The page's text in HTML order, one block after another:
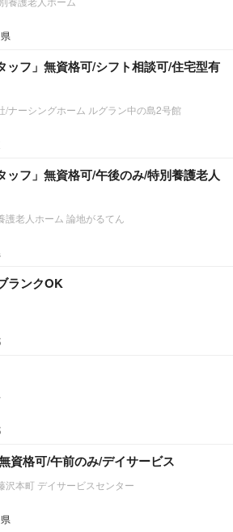
ッフ」無資格可/シフト相談可/住宅型有
/ナーシングホーム ルグラン中の島2号館
ッフ」無資格可/午後のみ/特別養護老人
護老人ホーム 論地がるてん
ランクOK
資格可/午前のみ/デイサービス
沢本町 デイサービスセンター